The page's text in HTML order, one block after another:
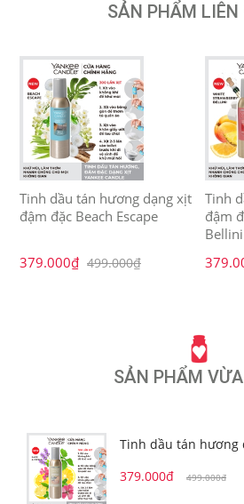
SẢN PHẨM LIÊN
Tinh dầu tán hương dạng xịt
đậm đặc Beach Escape
379.000₫ 499.000₫
Tinh
đậm
Bellini
SẢN PHẨM
Tinh dầu tán hương
Sage & Citrus
379.000đ 499.000đ